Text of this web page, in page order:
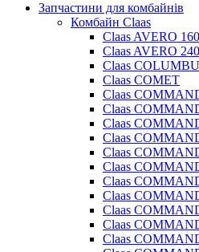
Запчастини для комбайнів
Комбайн Claas
Claas AVERO 160
Claas AVERO 240
Claas
Claas COMET
Claas
Claas
Claas
Claas
Claas
Claas
Claas
Claas
Claas
Claas
Claas